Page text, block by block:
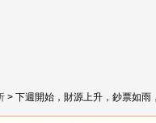
> 下週開始，財源上升，鈔票如